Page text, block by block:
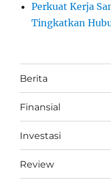
Perkuat Kerja
Tingkatkan
Berita
Finansial
Investasi
Review